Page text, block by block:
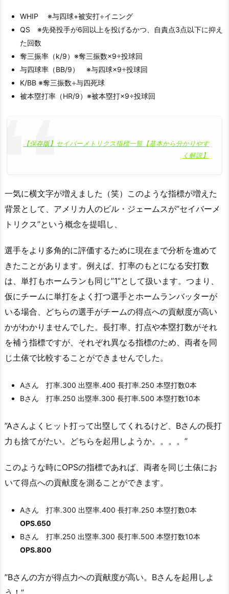
WHIP ※与四球+被安打÷イニング
QS ※先発投手が6回以上を投げるかつ、自責点3点以下に抑え
た回数
奪三振率（k/9）※奪三振数×9÷投球回
与四球率（BB/9） ※与四球×9÷投球回
K/BB ※奪三振数÷与四死球
被本塁打率（HR/9）※被本塁打×9÷投球回
【保存版】セイバーメトリクス指標一覧【基本から分かりやす
く解説】
一気に横文字が増えました（笑）このような指標が増えた
背景として、アメリカ人のビル・ジェームスが”セイバーメ
トリクス”という概念を提唱し、
選手をより多角的に評価するために現在まで分析を進めて
きたことがあります。例えば、打率のもとになる安打数
は、単打もホームランも同じ”1”として扱います。つまり、
仮にチームに単打をよく打つ選手とホームランバッターが
いる場合、どちらの選手がチームの得点への貢献度が高い
かがわかりませんでした。長打率、打点や本塁打数がそれ
を補う指標ですが、それぞれ異なる指標のため、両者を同
じ土俵で比較することができませんでした。
Aさん 打率.300 出塁率.400 長打率.250 本塁打数0本
Bさん 打率.250 出塁率.300 長打率.500 本塁打数10本
”Aさんよくヒット打って出塁してくれるけど、Bさんの長打
力も捨てがたい。どちらを起用しようか。。。。”
このような時にOPSの指標であれば、両者を同じ土俵にお
いて得点への貢献度を測ることができます。
Aさん 打率.300 出塁率.400 長打率.250 本塁打数0本
OPS.650
Bさん 打率.250 出塁率.300 長打率.500 本塁打数10本
OPS.800
”Bさんの方が得点力への貢献度が高い。Bさんを起用しよ